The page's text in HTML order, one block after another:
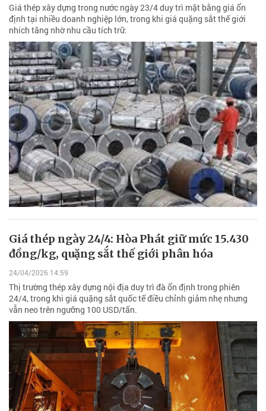
Giá thép xây dựng trong nước ngày 23/4 duy trì mặt bằng giá ổn
định tại nhiều doanh nghiệp lớn, trong khi giá quặng sắt thế giới
nhích tăng nhờ nhu cầu tích trữ.
Giá thép ngày 24/4: Hòa Phát giữ mức 15.430
đồng/kg, quặng sắt thế giới phân hóa
24/04/2026 14:59
Thị trường thép xây dựng nội địa duy trì đà ổn định trong phiên
24/4, trong khi giá quặng sắt quốc tế điều chỉnh giảm nhẹ nhưng
vẫn neo trên ngưỡng 100 USD/tấn.